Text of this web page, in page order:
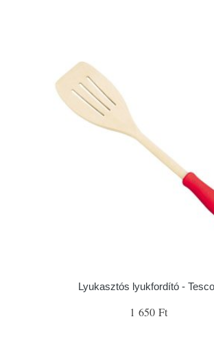
Lyukasztós lyukfordító -
1 650 Ft